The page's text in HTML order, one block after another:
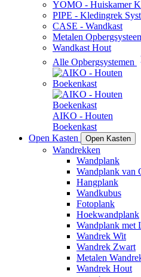
YOMO - Huiskamer
PIPE - Kledingrek
CASE - Wandkast
Metalen
Wandkast Hout
Alle Opbergsystemen
AIKO - Houten
Boekenkast
Open Kasten
Open Kasten
Wandrekken
Wandplank
Wandplank van
Hangplank
Wandkubus
Fotoplank
Hoekwandplank
Wandplank met
Wandrek Wit
Wandrek Zwart
Metalen
Wandrek Hout